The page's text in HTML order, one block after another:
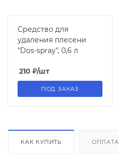
Средство для
удаления плесени
"Dos-spray", 0,6 л
210 ₽/шт
ПОД ЗАКАЗ
КАК КУПИТЬ ОПЛАТА